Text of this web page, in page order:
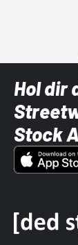
Hol dir
Stock